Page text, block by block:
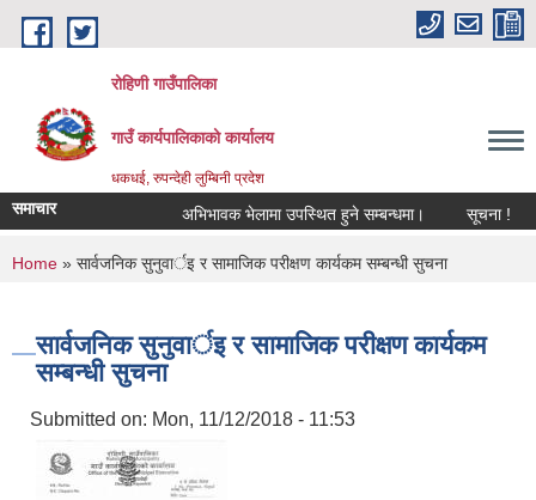
Skip to main content
रोहिणी गाउँपालिका
गाउँ कार्यपालिकाको कार्यालय
धकधई, रुपन्देही लुम्बिनी प्रदेश
समाचार अभिभावक भेलामा उपस्थित हुने सम्बन्धमा। सूचना !
You are here
Home » सार्वजनिक सुनुवार्इ र सामाजिक परीक्षण कार्यकम सम्बन्धी सुचना
सार्वजनिक सुनुवार्इ र सामाजिक परीक्षण कार्यकम
सम्बन्धी सुचना
Submitted on: Mon, 11/12/2018 - 11:53